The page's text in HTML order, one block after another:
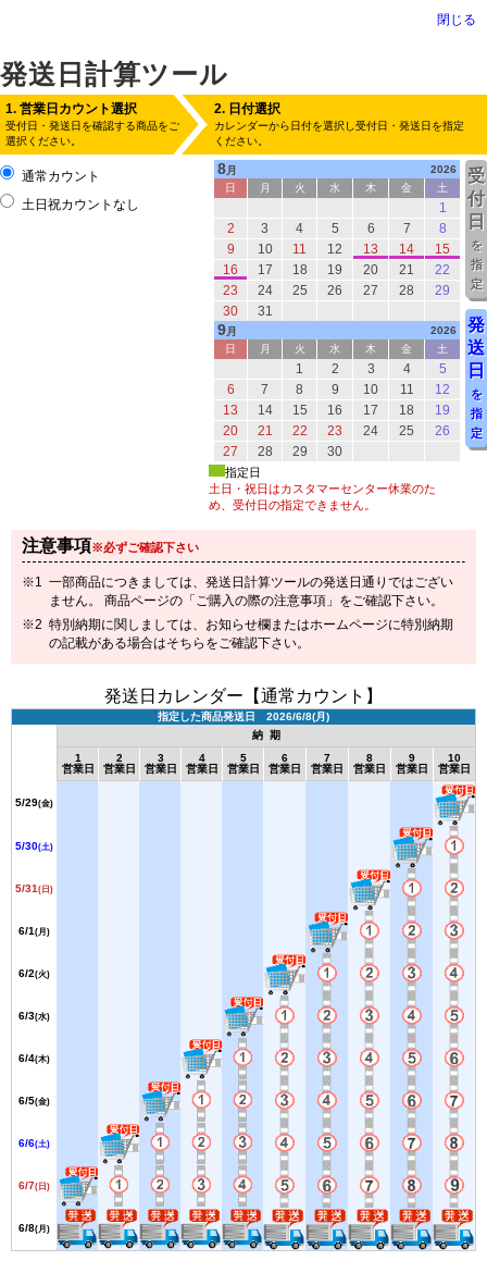
発送日計算ツール
閉じる
1. 営業日カウント選択
受付日・発送日を確認する商品をご
選択ください。
2. 日付選択
カレンダーから日付を選択し受付日・発送日を指定
ください。
通常カウント
土日祝カウントなし
8月
2026
日
月 火 水 木 金 土
1
2
3 4 5 6 7
8
9
10 11 12 13 14
15
16
17 18 19 20 21
22
23
24 25 26 27 28
29
30
31
9月
2026
日
月 火 水 木 金 土
1 2 3 4
5
6
7 8 9 10 11
12
13
14 15 16 17 18
19
20
21 22 23 24 25
26
27
28 29 30
指定日
土日・祝日はカスタマーセンター休業のた
め、受付日の指定できません。
受
付
日
を
指
定
発
送
日
を
指
定
注意事項※必ずご確認下さい
一部商品につきましては、発送日計算ツールの発送日通りではござい
ません。 商品ページの「ご購入の際の注意事項」をご確認下さい。
特別納期に関しましては、お知らせ欄またはホームページに特別納期
の記載がある場合はそちらをご確認下さい。
発送日カレンダー【通常カウント】
指定した商品発送日 2026/6/8(月)
納 期
1
営業日
2
営業日
3
営業日
4
営業日
5
営業日
6
営業日
7
営業日
8
営業日
9
営業日
10
営業日
5/29(金)
5/30(土)
5/31 (日)
6/1 (月)
6/2(火)
6/3(水)
6/4(木)
6/5(金)
6/6(土)
6/7(日)
6/8(月)